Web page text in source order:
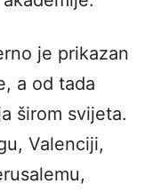
je prikazan
a od tada
širom svijeta.
Valenciji,